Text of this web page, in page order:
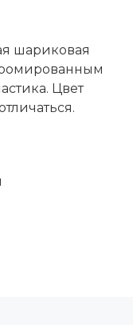
шариковая
Цвет